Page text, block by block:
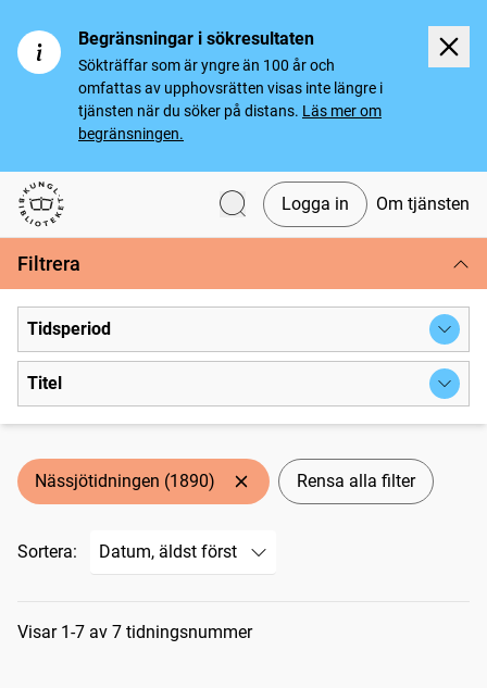
Begränsningar i sökresultaten
Sökträffar som är yngre än 100 år och
omfattas av upphovsrätten visas inte längre i
tjänsten när du söker på distans. Läs mer om
begränsningen.
Svenska tidningar
Logga in Om tjänsten
Filtrera
Tidsperiod
Titel
Nässjötidningen (1890) Rensa alla filter
Sortera:
Sökresultat
Visar 1-7 av 7 tidningsnummer